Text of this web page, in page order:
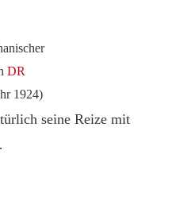
DR
1924)
seine Reize mit